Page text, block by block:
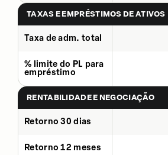
TAXAS E EMPRÉSTIMOS DE ATIVOS
Taxa de adm. total
% limite do PL para
empréstimo
RENTABILIDADE E NEGOCIAÇÃO
Retorno 30 dias
Retorno 12 meses